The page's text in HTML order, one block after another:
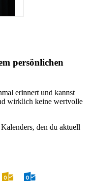
persönlichen
erinnert und kannst
wirklich keine wertvolle
den du aktuell